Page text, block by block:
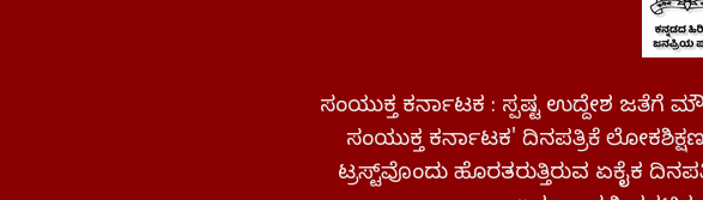
ಸಂಯುಕ್ತ ಕರ್ನಾಟಕ : ಸ್ಪಷ್ಟ ಉದ್ದೇಶ
ಸಂಯುಕ್ತ ಕರ್ನಾಟಕ' ದಿನಪತ್ರಿಕೆ
ಟ್ರಸ್ಟ್‌ವೊಂದು ಹೊರತರುತ್ತಿರುವ ಏಕೈಕ